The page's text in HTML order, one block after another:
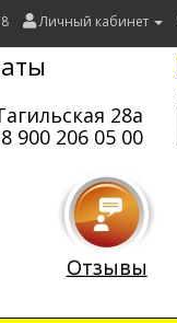
Личный кабинет
28а
8 900 206 05 00
Отзывы